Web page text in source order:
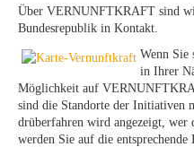
Über VERNUNFTKRAFT sind
Bundesrepublik in Kontakt.
Wenn Sie
in Ihrer
Möglichkeit auf
sind die Standorte der Initiativen
drüberfahren wird angezeigt,
werden Sie auf die